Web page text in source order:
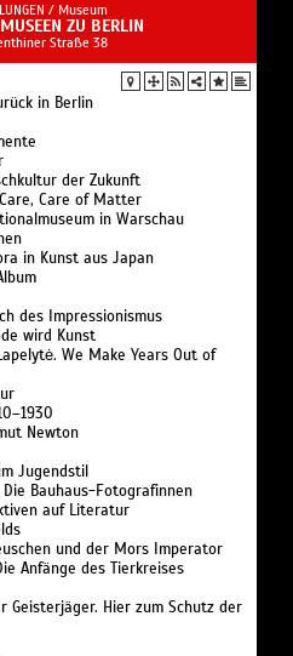
/Museum
MUSEEN ZU BERLIN
Straße 38
der Zukunft
Care of Matter
in Warschau
in Kunst aus Japan
des Impressionismus
wird Kunst
We Make Years Out of
Newton
Jugendstil
Bauhaus-Fotografinnen
auf Literatur
und der Mors Imperator
Anfänge des Tierkreises
Geisterjäger. Hier zum Schutz der